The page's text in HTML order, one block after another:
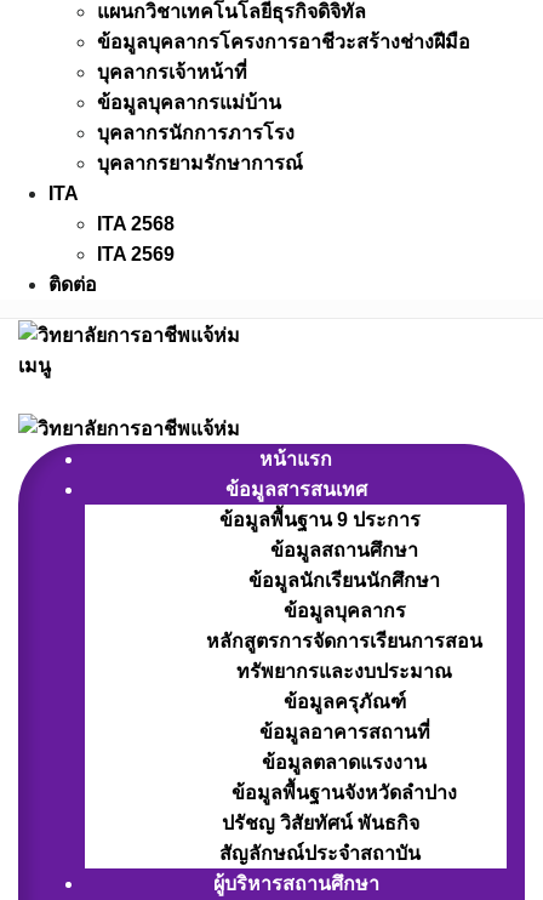
แผนกวิชาเทคโนโลยีธุรกิจดิจิทัล
ข้อมูลบุคลากรโครงการอาชีวะสร้างช่างฝีมือ
บุคลากรเจ้าหน้าที่
ข้อมูลบุคลากรแม่บ้าน
บุคลากรนักการภารโรง
บุคลากรยามรักษาการณ์
ITA
ITA 2568
ITA 2569
ติดต่อ
เมนู
หน้าแรก
ข้อมูลสารสนเทศ
ข้อมูลพื้นฐาน 9 ประการ
ข้อมูลสถานศึกษา
ข้อมูลนักเรียนนักศึกษา
ข้อมูลบุคลากร
หลักสูตรการจัดการเรียนการสอน
ทรัพยากรและงบประมาณ
ข้อมูลครุภัณฑ์
ข้อมูลอาคารสถานที่
ข้อมูลตลาดแรงงาน
ข้อมูลพื้นฐานจังหวัดลำปาง
ปรัชญ วิสัยทัศน์ พันธกิจ
สัญลักษณ์ประจำสถาบัน
ผู้บริหารสถานศึกษา